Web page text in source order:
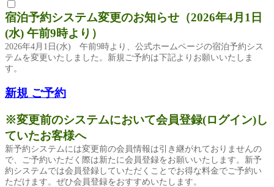
宿泊予約システム変更のお知らせ（2026年4月1日
(水) 午前9時より）
2026年4月1日(水) 午前9時より、公式ホームページの宿泊予約シス
テムを変更いたしました。 新規ご予約は下記よりお願いいたしま
す。
新規 ご予約
※変更前のシステムにおいて会員登録(ログイン)し
ていたお客様へ
新予約システムには変更前の会員情報は引き継がれておりませんの
で、ご予約いただく際は新たに会員登録をお願いいたします。新予
約システムでは会員登録していただくことでお得な料金でご予約い
ただけます。ぜひ会員登録をおすすめいたします。